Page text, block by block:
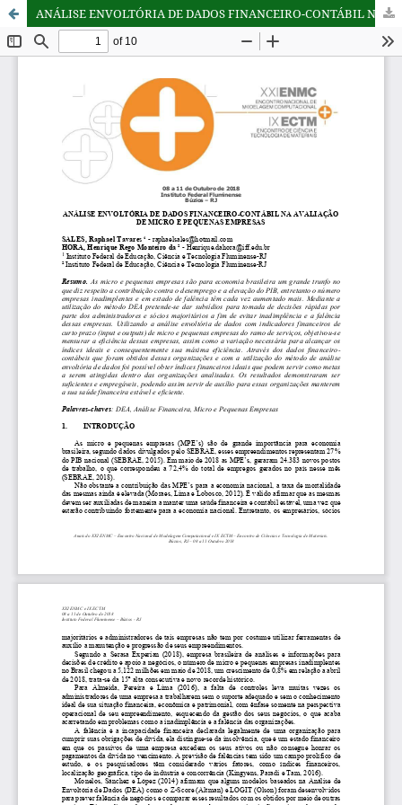
ANÁLISE ENVOLTÓRIA DE DADOS FINANCEIRO-CONTÁBIL NA AVALIAÇÃO DE MICRO E PEQUENAS EMPRESAS